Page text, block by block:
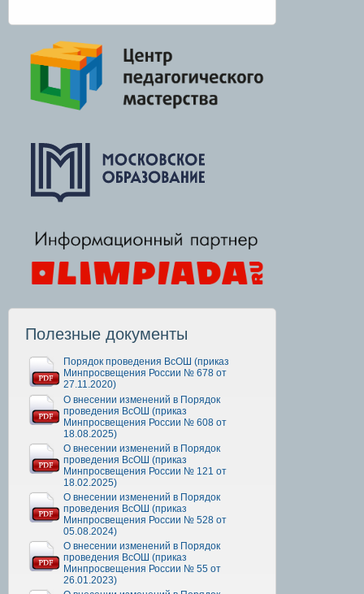
Полезные документы
Порядок проведения ВсОШ (приказ
Минпросвещения России № 678 от
27.11.2020)
О внесении изменений в Порядок
проведения ВсОШ (приказ
Минпросвещения России № 608 от
18.08.2025)
О внесении изменений в Порядок
проведения ВсОШ (приказ
Минпросвещения России № 121 от
18.02.2025)
О внесении изменений в Порядок
проведения ВсОШ (приказ
Минпросвещения России № 528 от
05.08.2024)
О внесении изменений в Порядок
проведения ВсОШ (приказ
Минпросвещения России № 55 от
26.01.2023)